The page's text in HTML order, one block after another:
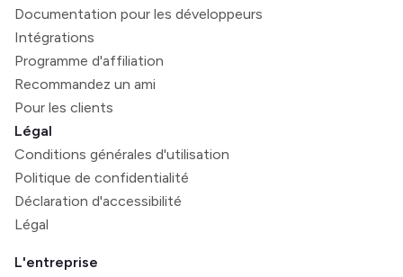
Documentation pour les développeurs
Intégrations
Programme d'affiliation
Recommandez un ami
Pour les clients
Légal
Conditions générales d'utilisation
Politique de confidentialité
Déclaration d'accessibilité
Légal
L'entreprise